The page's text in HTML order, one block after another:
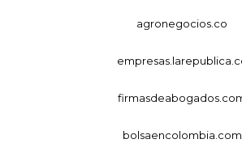
agronegocios.co
bolsaencolombia.com